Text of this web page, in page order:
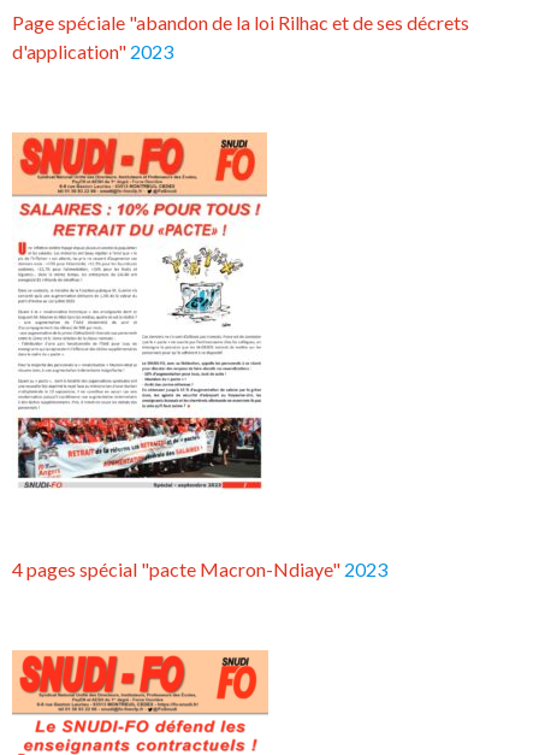
Page spéciale "abandon de la loi Rilhac et de ses décrets
d'application" 2023
4 pages spécial "pacte Macron-Ndiaye" 2023